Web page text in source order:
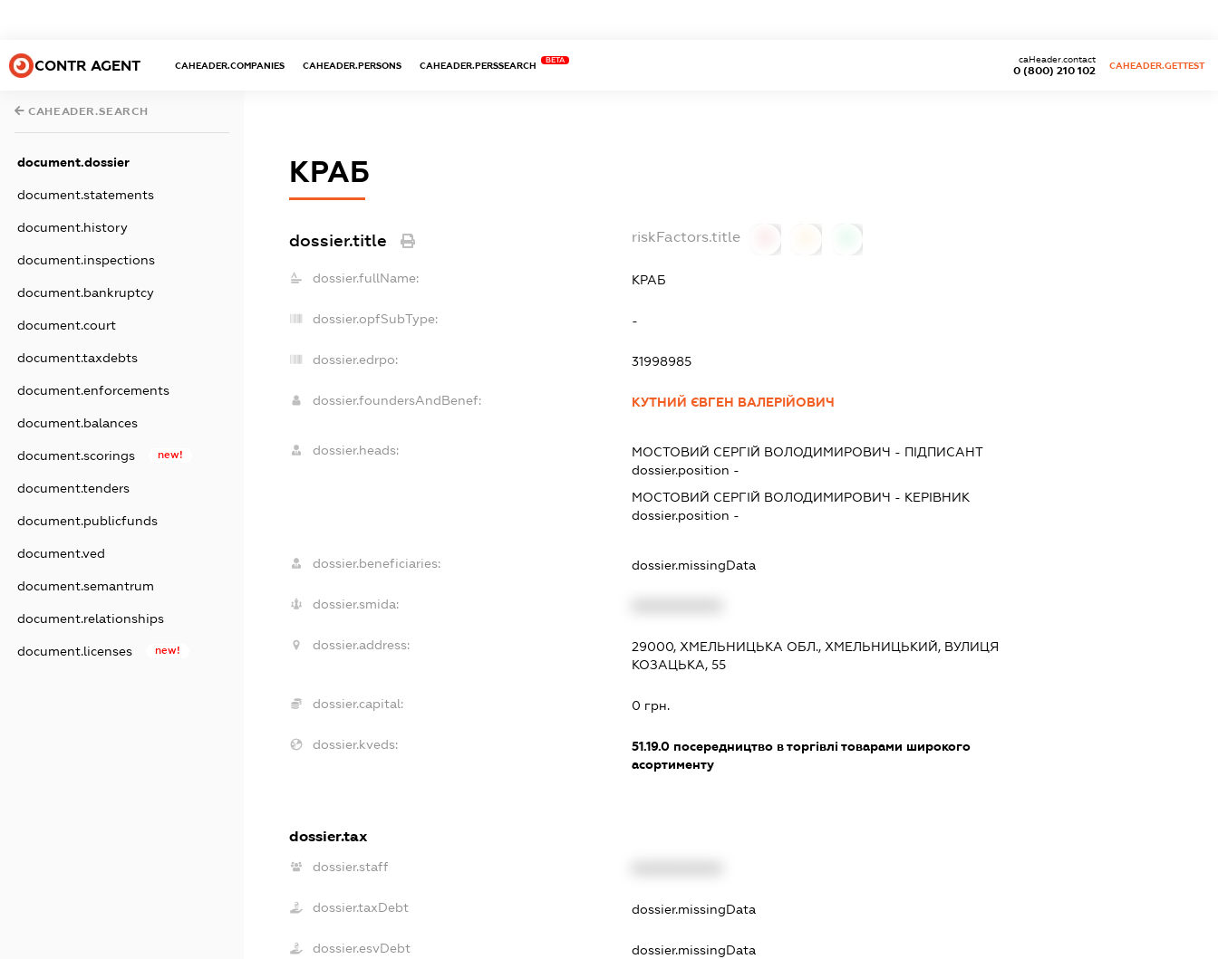
CONTR AGENT CAHEADER.COMPANIES CAHEADER.PERSONS CAHEADER.PERSSEARCH
BETA
0 (800) 210 102
caHeader.contact
CAHEADER.GETTEST
CAHEADER.SEARCH
document.dossier
document.statements
document.history
document.inspections
document.bankruptcy
document.court
document.taxdebts
document.enforcements
document.balances
document.scorings new!
document.tenders
document.publicfunds
document.ved
document.semantrum
document.relationships
document.licenses new!
КРАБ
dossier.title riskFactors.title
dossier.fullName: КРАБ
dossier.opfSubType: -
dossier.edrpo: 31998985
dossier.foundersAndBenef: КУТНИЙ ЄВГЕН ВАЛЕРІЙОВИЧ
dossier.heads: МОСТОВИЙ СЕРГІЙ ВОЛОДИМИРОВИЧ - ПІДПИСАНТ
dossier.position -
МОСТОВИЙ СЕРГІЙ ВОЛОДИМИРОВИЧ - КЕРІВНИК
dossier.position -
dossier.beneficiaries: dossier.missingData
dossier.smida:
dossier.address:
29000, ХМЕЛЬНИЦЬКА ОБЛ., ХМЕЛЬНИЦЬКИЙ, ВУЛИЦЯ
КОЗАЦЬКА, 55
dossier.capital: 0 грн.
dossier.kveds: 51.19.0 посередництво в торгівлі товарами широкого
асортименту
dossier.tax
dossier.staff
dossier.taxDebt dossier.missingData
dossier.esvDebt dossier.missingData